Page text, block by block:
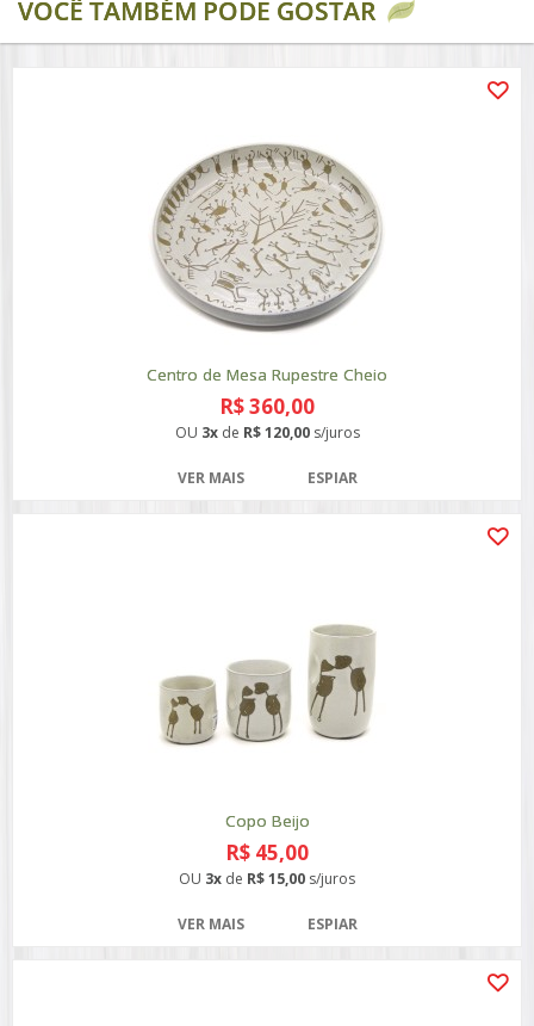
VOCÊ TAMBÉM PODE GOSTAR
Centro de Mesa Rupestre Cheio
R$ 360,00
OU 3xde R$ 120,00s/juros
VER MAIS ESPIAR
Copo Beijo
R$ 45,00
OU 3x de R$ 15,00 s/juros
VER MAIS ESPIAR